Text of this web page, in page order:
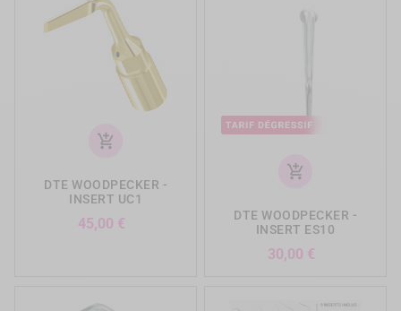
add_shopping_cart
DTE WOODPECKER -
INSERT UC1
45,00 €
add_shopping_cart
DTE WOODPECKER -
INSERT ES10
30,00 €